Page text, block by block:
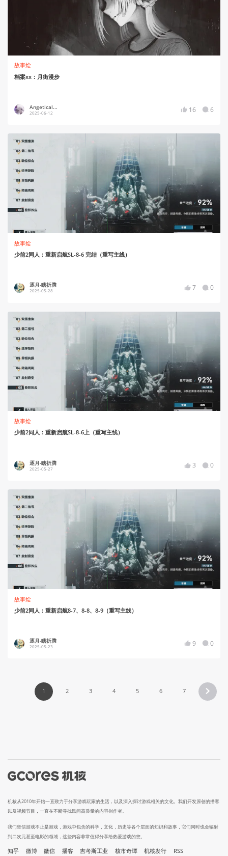
故事烩
档案xx：月街漫步
Angetical...
2025-06-12 16 6
故事烩
少前2同人：重新启航SL-8-6 完结（重写主线）
逐月-瞎折腾
2025-05-28 7 0
故事烩
少前2同人：重新启航SL-8-6上（重写主线）
逐月-瞎折腾
2025-05-27 3 0
故事烩
少前2同人：重新启航8-7、8-8、8-9（重写主线）
逐月-瞎折腾
2025-05-23 9 0
1 2 3 4 5 6 7
机核从2010年开始一直致力于分享游戏玩家的生活，以及深入探讨游戏相关的文化。我们开发原创的播客
以及视频节目，一直在不断寻找民间高质量的内容创作者。
我们坚信游戏不止是游戏，游戏中包含的科学，文化，历史等各个层面的知识和故事，它们同时也会辐射
到二次元甚至电影的领域，这些内容非常值得分享给热爱游戏的您。
知乎 微博 微信 播客 吉考斯工业 核市奇谭 机核发行 RSS